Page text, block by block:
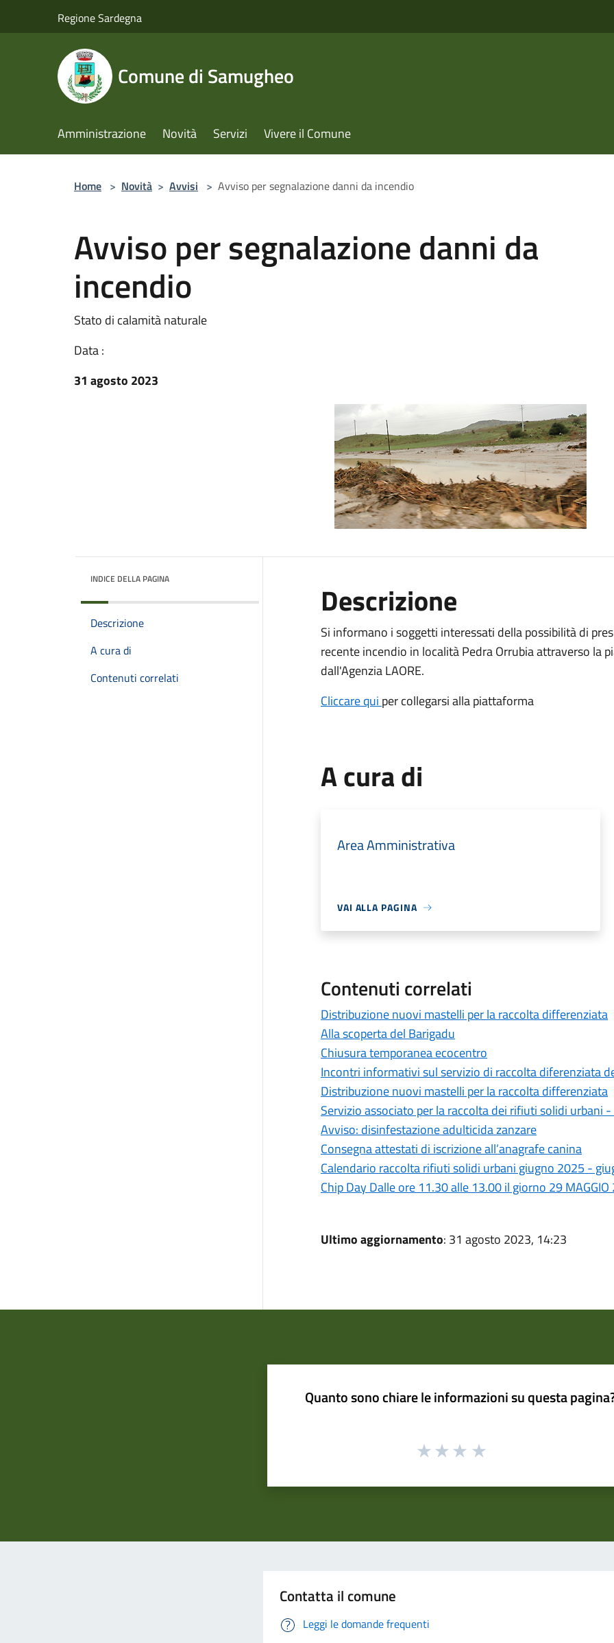
Regione Sardegna
Comune di Samugheo
Amministrazione Novità Servizi Vivere il Comune
Home > Novità > Avvisi > Avviso per segnalazione danni da incendio
Avviso per segnalazione danni da
incendio
Stato di calamità naturale
Data :
31 agosto 2023
INDICE DELLA PAGINA
Descrizione
A cura di
Contenuti correlati
Descrizione
Si informano i soggetti interessati della possibilità di
recente incendio in località Pedra Orrubia attraverso la
dall'Agenzia LAORE.
Cliccare qui per collegarsi alla piattaforma
A cura di
Area Amministrativa
VAI ALLA PAGINA
Contenuti correlati
Distribuzione nuovi mastelli per la raccolta differenziata
Alla scoperta del Barigadu
Chiusura temporanea ecocentro
Incontri informativi sul servizio di raccolta diferenziata
Distribuzione nuovi mastelli per la raccolta differenziata
Servizio associato per la raccolta dei rifiuti solidi urbani
Avviso: disinfestazione adulticida zanzare
Consegna attestati di iscrizione all’anagrafe canina
Calendario raccolta rifiuti solidi urbani giugno 2025 -
Chip Day Dalle ore 11.30 alle 13.00 il giorno 29
Ultimo aggiornamento: 31 agosto 2023, 14:23
Quanto sono chiare le informazioni su questa
Contatta il comune
Leggi le domande frequenti